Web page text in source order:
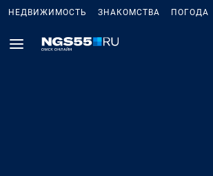
НЕДВИЖИМОСТЬ ЗНАКОМСТВА ПОГОДА